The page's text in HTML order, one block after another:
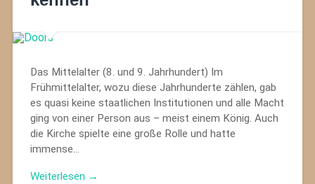
Das Mittelalter (8. und 9. Jahrhundert) Im
Frühmittelalter, wozu diese Jahrhunderte zählen, gab
es quasi keine staatlichen Institutionen und alle Macht
ging von einer Person aus – meist einem König. Auch
die Kirche spielte eine große Rolle und hatte
immense…
Weiterlesen →